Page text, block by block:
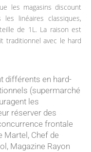
les magasins discount
linéaires classiques,
de 1L. La raison est
traditionnel avec le hard
différents en hard-
(supermarché
les
réserver des
frontale
Martel, Chef de
Magazine Rayon